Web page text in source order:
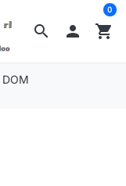
search  shopping_cart
0